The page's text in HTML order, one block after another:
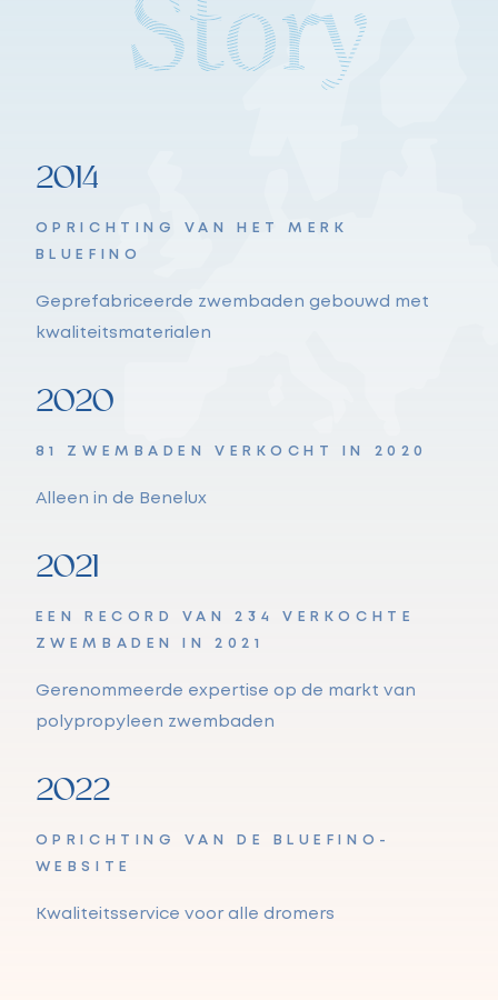
2014
OPRICHTING VAN HET MERK
BLUEFINO
Geprefabriceerde zwembaden gebouwd met
kwaliteitsmaterialen
2020
81 ZWEMBADEN VERKOCHT IN 2020
Alleen in de Benelux
2021
EEN RECORD VAN 234 VERKOCHTE
ZWEMBADEN IN 2021
Gerenommeerde expertise op de markt van
polypropyleen zwembaden
2022
OPRICHTING VAN DE BLUEFINO-
WEBSITE
Kwaliteitsservice voor alle dromers
Country 2
Country 3